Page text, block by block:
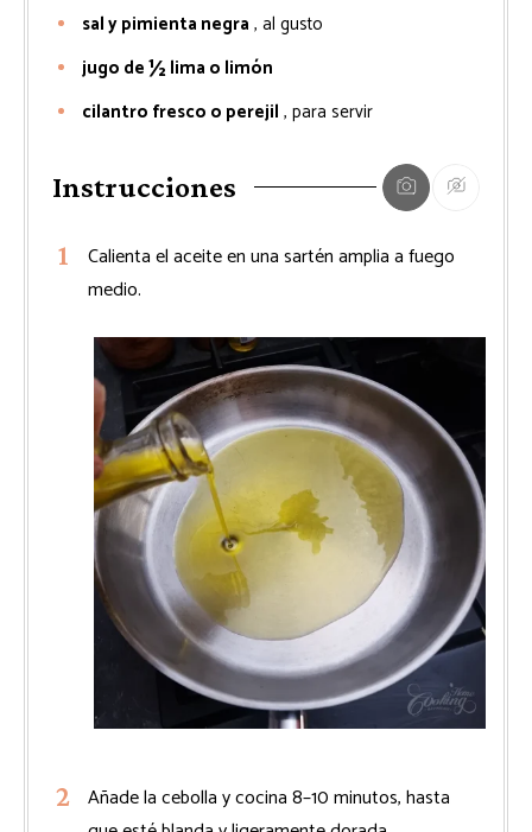
sal y pimienta negra , al gusto
jugo de ½ lima o limón
cilantro fresco o perejil , para servir
Instrucciones
Calienta el aceite en una sartén amplia a fuego
medio.
Añade la cebolla y cocina 8–10 minutos, hasta